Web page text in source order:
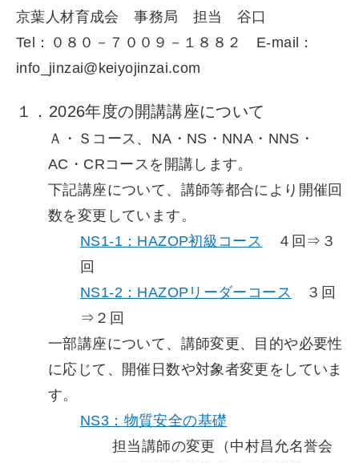
京葉人材育成会 事務局 担当 谷口
Tel：０８０－７００９－１８８２ E-mail：
info_jinzai@keiyojinzai.com
１．2026年度の開講講座について
Ａ・Ｓコース、NA・NS・NNA・NNS・
AC・CRコースを開講します。
下記講座について、講師等都合により開催回
数を変更しています。
NS1-1：HAZOP初級コース
４回⇒３
回
NS1-2：HAZOPリーダーコース
３回
⇒２回
一部講座について、講師変更、目的や必要性
に応じて、開催日数や対象者変更をしていま
す。
NS3：物質安全の基礎
担当講師の変更（中村昌允名誉会